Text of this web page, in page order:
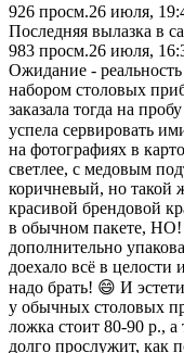
926 просм.26 июля,
Последняя вылазка в
983 просм.26 июля,
Ожидание -
набором столовых
заказала тогда на
успела сервировать
на фотографиях в
светлее, с медовым
коричневый, но такой
красивой брендовой
в обычном пакете,
дополнительно
доехало всё в
надо брать! 😄 И
у обычных столовых
ложка стоит 80-90 р., а
долго прослужит, как